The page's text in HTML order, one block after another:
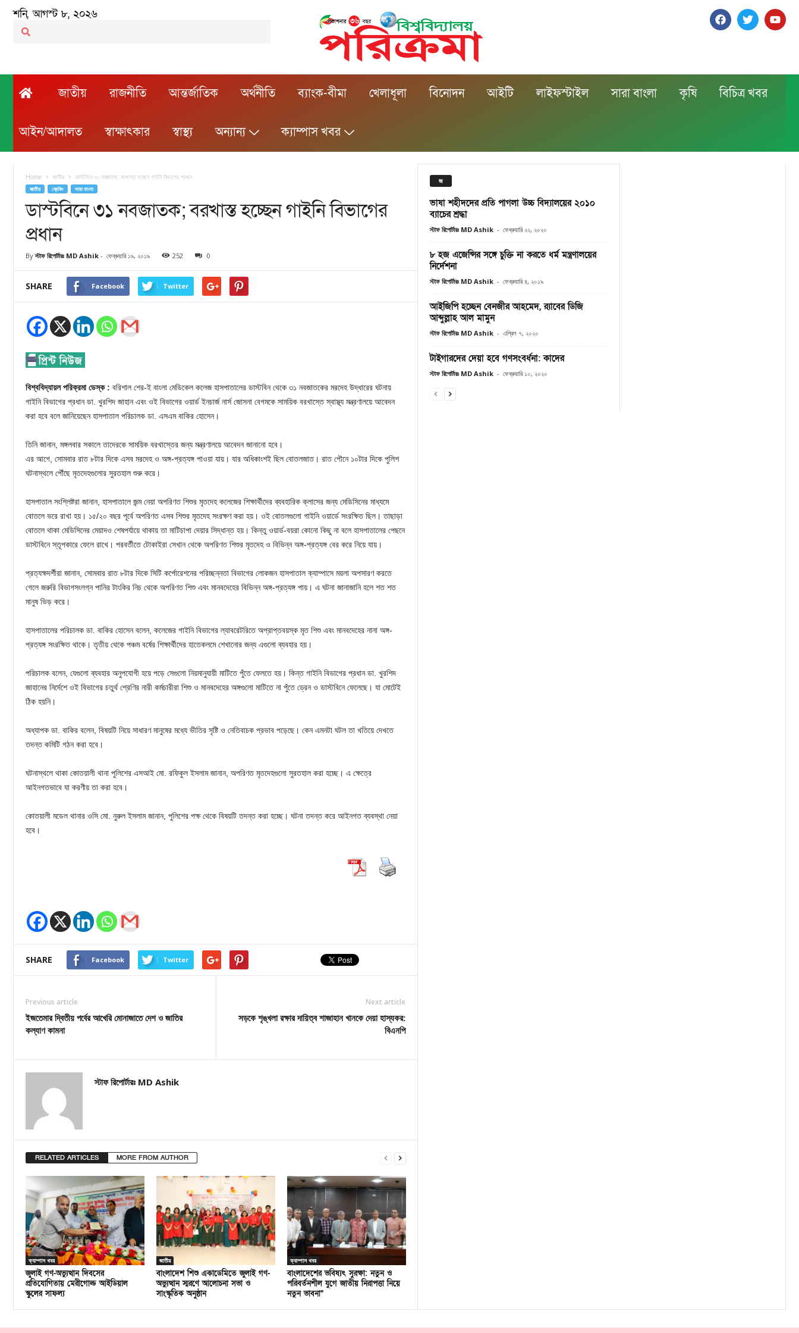
শনি, আগস্ট ৮, ২০২৬
জাতীয় রাজনীতি আন্তর্জাতিক অর্থনীতি ব্যাংক-বীমা খেলাধূলা বিনোদন আইটি লাইফস্টাইল সারা বাংলা কৃষি বিচিত্র খবর
আইন/আদালত স্বাক্ষাৎকার স্বাস্থ্য অন্যান্য ক্যাম্পাস খবর
Home জাতীয় ডাস্টবিনে ৩১ নবজাতক; বরখাস্ত হচ্ছেন গাইনি বিভাগের প্রধান
জাতীয় ব্রেকিং সারা বাংলা
ডাস্টবিনে ৩১ নবজাতক; বরখাস্ত হচ্ছেন গাইনি বিভাগের
প্রধান
By স্টাফ রিপোর্টারঃ MD Ashik - ফেব্রুয়ারি ১৯, ২০১৯ 252 0
SHARE Facebook Twitter
বিশ্ববিদ্যায়ল পরিক্রমা ডেস্ক : বরিশাল শের-ই বাংলা মেডিকেল কলেজ হাসপাতালের ডাস্টবিন থেকে ৩১ নবজাতকের মরদেহ উদ্ধারের ঘটনায়
গাইনি বিভাগের প্রধান ডা. খুরশিদ জাহান এবং ওই বিভাগের ওয়ার্ড ইনচার্জ নার্স জোসনা বেগমকে সাময়িক বরখাস্তে স্বাস্থ্য মন্ত্রণালয়ে আবেদন
করা হবে বলে জানিয়েছেন হাসপাতাল পরিচালক ডা. এসএম বাকির হোসেন।
তিনি জানান, মঙ্গলবার সকালে তাদেরকে সাময়িক বরখাস্তের জন্য মন্ত্রণালয়ে আবেদন জানানো হবে।
এর আগে, সোমবার রাত ৮টার দিকে এসব মরদেহ ও অঙ্গ-প্রত্যঙ্গ পাওয়া যায়। যার অধিকাংশই ছিল বোতলজাত। রাত পৌনে ১০টার দিকে পুলিশ
ঘটনাস্থলে পৌঁছে মৃতদেহগুলোর সুরতহাল শুরু করে।
হাসপাতাল সংশ্লিষ্টরা জানান, হাসপাতালে জন্ম নেয়া অপরিণত শিশুর মৃতদেহ কলেজের শিক্ষার্থীদের ব্যবহারিক ক্লাসের জন্য মেডিসিনের মাধ্যমে
বোতলে ভরে রাখা হয়। ১৫/২০ বছর পূর্বে অপরিণত এসব শিশুর মৃতদেহ সংরক্ষণ করা হয়। ওই বোতলগুলো গাইনি ওয়ার্ডে সংরক্ষিত ছিল। তাছাড়া
বোতলে থাকা মেডিসিনের মেয়াদও শেষপর্যায়ে থাকায় তা মাটিচাপা দেয়ার সিদ্ধান্ত হয়। কিন্তু ওয়ার্ড-বয়রা কোনো কিছু না বলে হাসপাতালের পেছনে
ডাস্টবিনে স্তূপকারে ফেলে রাখে। পরবর্তীতে টোকাইরা সেখান থেকে অপরিণত শিশুর মৃতদেহ ও বিভিন্ন অঙ্গ-প্রত্যঙ্গ বের করে নিয়ে যায়।
প্রত্যক্ষদর্শীরা জানান, সোমবার রাত ৮টার দিকে সিটি কর্পোরেশনের পরিচ্ছন্নতা বিভাগের লোকজন হাসপাতাল ক্যাম্পাসে ময়লা অপসারণ করতে
গেলে জরুরি বিভাগসংলগ্ন পানির টাংকির নিচ থেকে অপরিণত শিশু এবং মানবদেহের বিভিন্ন অঙ্গ-প্রত্যঙ্গ পায়। এ ঘটনা জানাজানি হলে শত শত
মানুষ ভিড় করে।
হাসপাতালের পরিচালক ডা. বাকির হোসেন বলেন, কলেজের গাইনি বিভাগের ল্যাবরেটরিতে অপ্রাপ্তবয়স্ক মৃত শিশু এবং মানবদেহের নানা অঙ্গ-
প্রত্যঙ্গ সংরক্ষিত থাকে। তৃতীয় থেকে পঞ্চম বর্ষের শিক্ষার্থীদের হাতেকলমে শেখানোর জন্য এগুলো ব্যবহার হয়।
পরিচালক বলেন, যেগুলো ব্যবহার অনুপযোগী হয়ে পড়ে সেগুলো নিয়মানুযায়ী মাটিতে পুঁতে ফেলতে হয়। কিন্ত গাইনি বিভাগের প্রধান ডা. খুরশিদ
জাহানের নির্দেশে ওই বিভাগের চতুর্থ শ্রেণির নারী কর্মচারীরা শিশু ও মানবদেহের অঙ্গগুলো মাটিতে না পুঁতে ড্রেন ও ডাস্টবিনে ফেলেছে। যা মোটেই
ঠিক হয়নি।
অধ্যাপক ডা. বাকির বলেন, বিষয়টি নিয়ে সাধারণ মানুষের মধ্যে ভীতির সৃষ্টি ও নেতিবাচক প্রভাব পড়েছে। কেন এমনটা ঘটল তা খতিয়ে দেখতে
তদন্ত কমিটি গঠন করা হবে।
ঘটনাস্থলে থাকা কোতয়ালী থানা পুলিশের এসআই মো. রফিকুল ইসলাম জানান, অপরিণত মৃতদেহগুলো সুরতহাল করা হচ্ছে। এ ক্ষেত্রে
আইনগতভাবে যা করণীয় তা করা হবে।
কোতয়ালী মডেল থানার ওসি মো. নুরুল ইসলাম জানান, পুলিশের পক্ষ থেকে বিষয়টি তদন্ত করা হচ্ছে। ঘটনা তদন্ত করে আইনগত ব্যবস্থা নেয়া
হবে।
SHARE Facebook Twitter
Previous article
ইজতেমার দ্বিতীয় পর্বের আখেরি মোনাজাতে দেশ ও জাতির
কল্যাণ কামনা
Next article
সড়কে শৃঙ্খলা রক্ষার দায়িত্ব শাজাহান খানকে দেয়া হাস্যকর:
বিএনপি
স্টাফ রিপোর্টারঃ MD Ashik
RELATED ARTICLES MORE FROM AUTHOR
ক্যাম্পাস খবর
জুলাই গণ-অভ্যুত্থান দিবসের
প্রতিযোগিতায় মেরীগোল্ড আইডিয়াল
স্কুলের সাফল্য
জাতীয়
বাংলাদেশ শিশু একাডেমিতে জুলাই গণ-
অভ্যুত্থান স্মরণে আলোচনা সভা ও
সাংস্কৃতিক অনুষ্ঠান
ক্যাম্পাস খবর
বাংলাদেশের ভবিষ্যৎ সুরক্ষা: নতুন ও
পরিবর্তনশীল যুগে জাতীয় নিরাপত্তা নিয়ে
নতুন ভাবনা”
জ
ভাষা শহীদদের প্রতি পাগলা উচ্চ বিদ্যালয়ের ২০১০
ব্যাচের শ্রদ্ধা
স্টাফ রিপোর্টারঃ MD Ashik - ফেব্রুয়ারি ২২, ২০২০
৮ হজ এজেন্সির সঙ্গে চুক্তি না করতে ধর্ম মন্ত্রণালয়ের
নির্দেশনা
স্টাফ রিপোর্টারঃ MD Ashik - ফেব্রুয়ারি ৪, ২০১৯
আইজিপি হচ্ছেন বেনজীর আহমেদ, র‌্যাবের ডিজি
আব্দুল্লাহ আল মামুন
স্টাফ রিপোর্টারঃ MD Ashik - এপ্রিল ৭, ২০২০
টাইগারদের দেয়া হবে গণসংবর্ধনা: কাদের
স্টাফ রিপোর্টারঃ MD Ashik - ফেব্রুয়ারি ১০, ২০২০